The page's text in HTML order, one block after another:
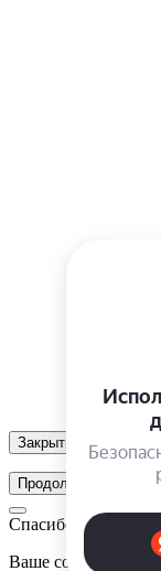
Закрыть
Продолжить
Спасибо!
Ваше сообщение